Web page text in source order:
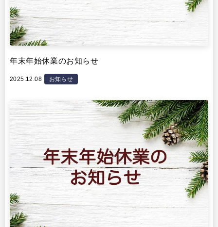
年末年始休業のお知らせ
2025.12.08 お知らせ